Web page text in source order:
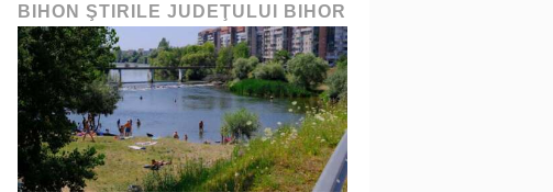
BIHON ŞTIRILE JUDEŢULUI BIHOR